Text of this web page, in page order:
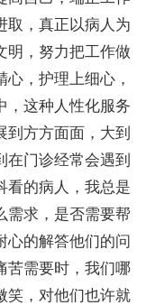
取，真正以病人为
明，努力把工作做
，护理上细心，
，这种人性化服务
到方方面面，大到
在门诊经常会遇到
看的病人，我总是
需求，是否需要帮
心的解答他们的问
苦需要时，我们哪
笑，对他们也许就